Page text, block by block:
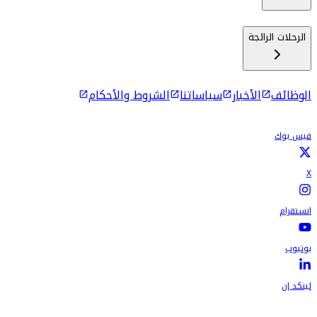
الرحلات الرائجة
الوظائف الأخبار سياساتنا الشروط والأحكام
فيس بوك
X
انستقرام
يوتيوب
لينكد إن